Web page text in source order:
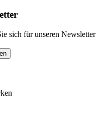
sich für unseren Newsletter